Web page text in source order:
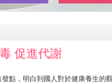
促進代謝
點，明白到國人對於健康養生的